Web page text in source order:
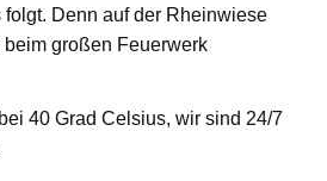
folgt. Denn auf der Rheinwiese
großen Feuerwerk
40 Grad Celsius, wir sind 24/7